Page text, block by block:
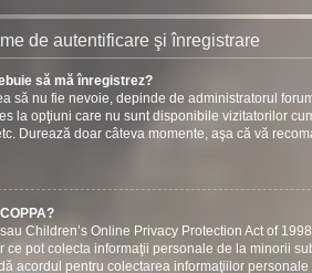
de autentificare şi înregistrare
să mă înregistrez?
să nu fie nevoie, depinde de administratorul
la opţiuni care nu sunt disponibile vizitatorilor
Durează doar câteva momente, aşa că vă
Children’s Online Privacy Protection Act of
ce pot colecta informaţii personale de la minorii
acordul pentru colectarea informaţiilor